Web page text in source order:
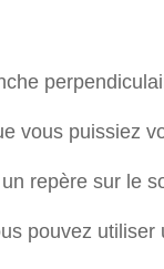
vous puissiez
repère sur le
pouvez utiliser